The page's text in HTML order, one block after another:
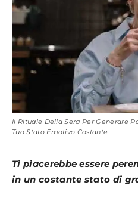
Il Rituale Della Sera Per Generare
Tuo Stato Emotivo Costante
Ti piacerebbe essere
in un costante stato di